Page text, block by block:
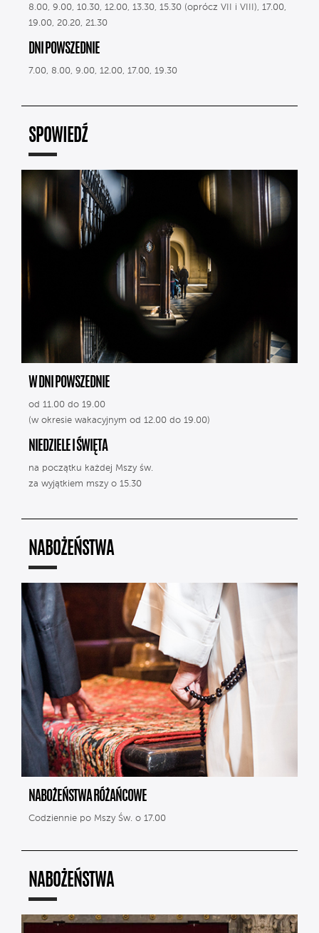
8.00, 9.00, 10.30, 12.00, 13.30, 15.30 (oprócz VII i VIII), 17.00,
19.00, 20.20, 21.30
DNI POWSZEDNIE
7.00, 8.00, 9.00, 12.00, 17.00, 19.30
SPOWIEDŹ
W DNI POWSZEDNIE
od 11.00 do 19.00
(w okresie wakacyjnym od 12.00 do 19.00)
NIEDZIELE I ŚWIĘTA
na początku każdej Mszy św.
za wyjątkiem mszy o 15.30
NABOŻEŃSTWA
NABOŻEŃSTWA RÓŻAŃCOWE
Codziennie po Mszy Św. o 17.00
NABOŻEŃSTWA